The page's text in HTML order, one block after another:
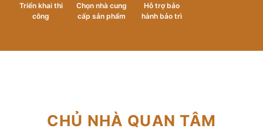
Triển khai thi
công
Chọn nhà cung
cấp sản phẩm
Hỗ trợ bảo
hành bảo trì
CHỦ NHÀ QUAN TÂM